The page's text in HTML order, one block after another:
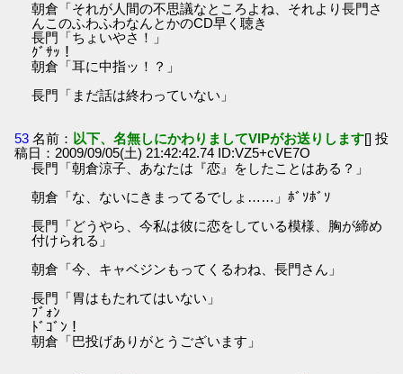
朝倉「それが人間の不思議なところよね、それより長門さ
んこのふわふわなんとかのCD早く聴き
長門「ちょいやさ！」
ｸﾞｻｯ！
朝倉「耳に中指ッ！？」
長門「まだ話は終わっていない」
53 名前： 以下、名無しにかわりましてVIPがお送りします[] 投
稿日：2009/09/05(土) 21:42:42.74 ID:VZ5+cVE7O
長門「朝倉涼子、あなたは『恋』をしたことはある？」
朝倉「な、ないにきまってるでしょ……」ﾎﾞｿﾎﾞｿ
長門「どうやら、今私は彼に恋をしている模様、胸が締め
付けられる」
朝倉「今、キャベジンもってくるわね、長門さん」
長門「胃はもたれてはいない」
ﾌﾞｫﾝ
ﾄﾞｺﾞﾝ！
朝倉「巴投げありがとうございます」